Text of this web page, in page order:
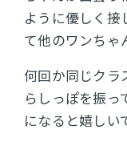
ように優しく接
て他のワンちゃ
何回か同じクラ
らしっぽを振っ
になると嬉しい